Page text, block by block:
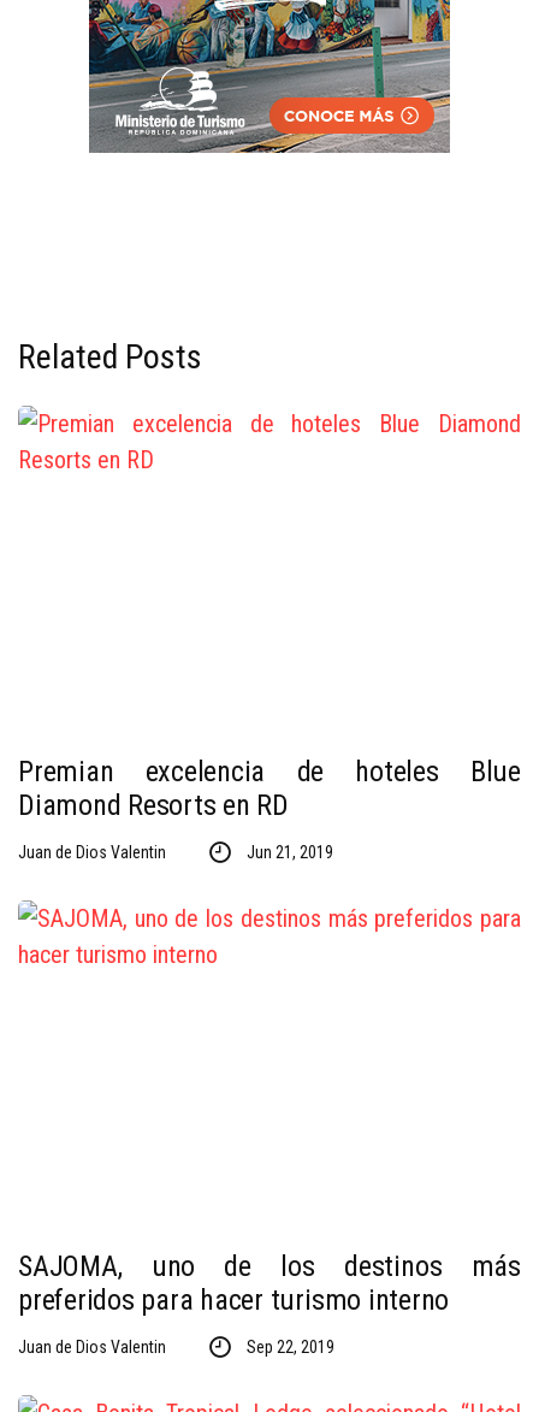
Related Posts
Premian excelencia de hoteles Blue
Diamond Resorts en RD
Juan de Dios Valentin Jun 21, 2019
SAJOMA, uno de los destinos más
preferidos para hacer turismo interno
Juan de Dios Valentin Sep 22, 2019